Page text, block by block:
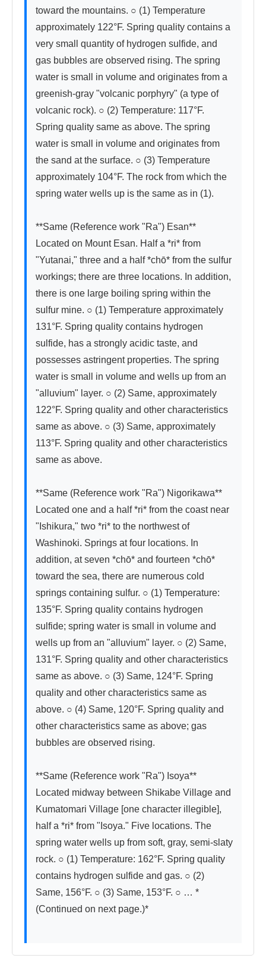
toward the mountains. ○ (1) Temperature
approximately 122°F. Spring quality contains a
very small quantity of hydrogen sulfide, and
gas bubbles are observed rising. The spring
water is small in volume and originates from a
greenish-gray "volcanic porphyry" (a type of
volcanic rock). ○ (2) Temperature: 117°F.
Spring quality same as above. The spring
water is small in volume and originates from
the sand at the surface. ○ (3) Temperature
approximately 104°F. The rock from which the
spring water wells up is the same as in (1).
**Same (Reference work "Ra") Esan**
Located on Mount Esan. Half a *ri* from
"Yutanai," three and a half *chō* from the sulfur
workings; there are three locations. In addition,
there is one large boiling spring within the
sulfur mine. ○ (1) Temperature approximately
131°F. Spring quality contains hydrogen
sulfide, has a strongly acidic taste, and
possesses astringent properties. The spring
water is small in volume and wells up from an
"alluvium" layer. ○ (2) Same, approximately
122°F. Spring quality and other characteristics
same as above. ○ (3) Same, approximately
113°F. Spring quality and other characteristics
same as above.
**Same (Reference work "Ra") Nigorikawa**
Located one and a half *ri* from the coast near
"Ishikura," two *ri* to the northwest of
Washinoki. Springs at four locations. In
addition, at seven *chō* and fourteen *chō*
toward the sea, there are numerous cold
springs containing sulfur. ○ (1) Temperature:
135°F. Spring quality contains hydrogen
sulfide; spring water is small in volume and
wells up from an "alluvium" layer. ○ (2) Same,
131°F. Spring quality and other characteristics
same as above. ○ (3) Same, 124°F. Spring
quality and other characteristics same as
above. ○ (4) Same, 120°F. Spring quality and
other characteristics same as above; gas
bubbles are observed rising.
**Same (Reference work "Ra") Isoya**
Located midway between Shikabe Village and
Kumatomari Village [one character illegible],
half a *ri* from "Isoya." Five locations. The
spring water wells up from soft, gray, semi-slaty
rock. ○ (1) Temperature: 162°F. Spring quality
contains hydrogen sulfide and gas. ○ (2)
Same, 156°F. ○ (3) Same, 153°F. ○ … *
(Continued on next page.)*